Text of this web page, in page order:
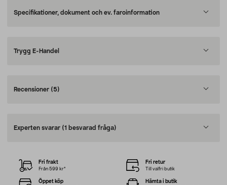
Specifikationer, dokument och ev. faroinformation
Trygg E-Handel
Recensioner (5)
Experten svarar (1 besvarad fråga)
Fri frakt
Från 599 kr*
Fri retur
Till valfri butik
Öppet köp Hämta i butik